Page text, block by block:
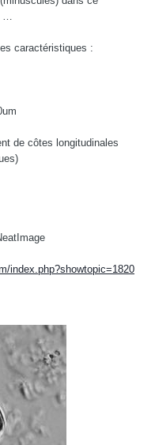
…
caractéristiques :
de côtes longitudinales
index.php?showtopic=1820